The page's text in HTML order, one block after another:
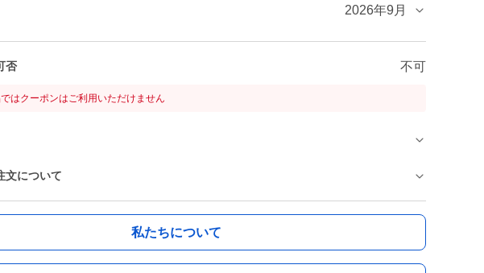
2026年9月
否 不可
はクーポンはご利用いただけません
文について
私たちについて